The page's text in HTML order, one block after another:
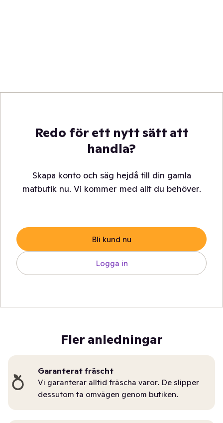
Redo för ett nytt sätt att
handla?
Skapa konto och säg hejdå till din gamla
matbutik nu. Vi kommer med allt du behöver.
Bli kund nu
Logga in
Fler anledningar
Garanterat fräscht
Vi garanterar alltid fräscha varor. De slipper
dessutom ta omvägen genom butiken.